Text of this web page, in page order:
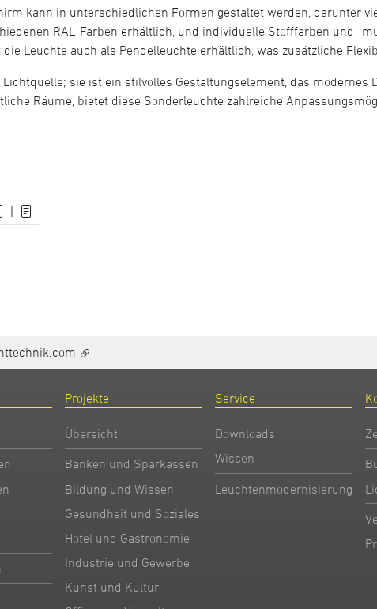
kann in unterschiedlichen Formen gestaltet werden, darunter
RAL-Farben erhältlich, und individuelle Stofffarben und -
Leuchte auch als Pendelleuchte erhältlich, was zusätzliche
sie ist ein stilvolles Gestaltungselement, das modernes
Räume, bietet diese Sonderleuchte zahlreiche
|
Projekte
Übersicht
Banken und Sparkassen
Bildung und Wissen
Gesundheit und Soziales
Hotel und Gastronomie
Industrie und Gewerbe
Kunst und Kultur
Service
Downloads
Wissen
Leuchtenmodernisierung